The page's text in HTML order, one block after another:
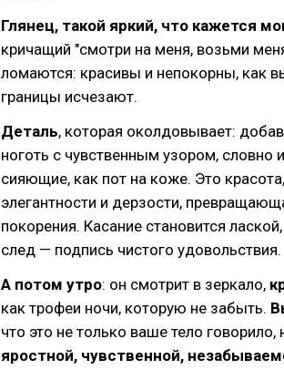
Глянец, такой яркий, что кажется
кричащий "смотри на меня, возьми
ломаются: красивы и непокорны, как
границы исчезают.
Деталь, которая околдовывает:
ноготь с чувственным узором, словно
сияющие, как пот на коже. Это
элегантности и дерзости,
покорения. Касание становится
след — подпись чистого удовольствия.
А потом утро: он смотрит в зеркало,
как трофеи ночи, которую не забыть.
что это не только ваше тело говорило,
яростной, чувственной,